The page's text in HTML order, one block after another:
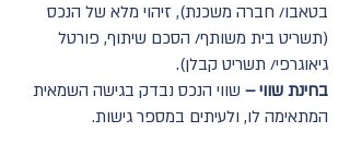
בטאבו/ חברה משכנת), זיהוי מלא של הנכס
(תשריט בית משותף/ הסכם שיתוף, פורטל
גיאוגרפי/ תשריט קבלן).
בחינת שווי – שווי הנכס נבדק בגישה השמאית
המתאימה לו, ולעיתים במספר גישות.